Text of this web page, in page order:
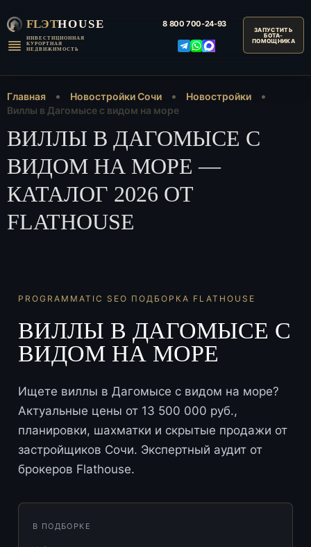
FLЭTHOUSE
ИНВЕСТИЦИОННАЯ
КУРОРТНАЯ
НЕДВИЖИМОСТЬ
8 800 700-24-93
Главная Новостройки Сочи
Новостройки
Виллы в Дагомысе с видом на море
ВИЛЛЫ В ДАГОМЫСЕ С
ВИДОМ НА МОРЕ —
КАТАЛОГ 2026 ОТ
FLATHOUSE
PROGRAMMATIC SEO ПОДБОРКА FLATHOUSE
ВИЛЛЫ В ДАГОМЫСЕ С
ВИДОМ НА МОРЕ
Ищете виллы в Дагомысе с видом на море?
Актуальные цены от 13 500 000 руб.,
планировки, шахматки и скрытые продажи от
застройщиков Сочи. Экспертный аудит от
брокеров Flathouse.
В ПОДБОРКЕ